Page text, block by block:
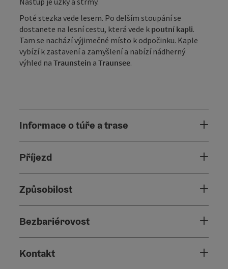
Poté stezka vede lesem. Po delším stoupání se
dostanete na lesní cestu, která vede k poutní kapli.
Tam se nachází výjimečné místo k odpočinku. Kaple
vybízí k zastavení a zamyšlení a nabízí nádherný
výhled na Traunstein a Traunsee.
Informace o túře a trase
Příjezd
Způsobilost
Bezbariérovost
Kontakt